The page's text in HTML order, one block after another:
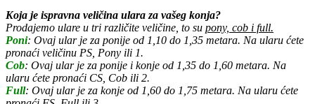
Koja je ispravna veličina ulara za vašeg konja?
Prodajemo ulare u tri različite veličine, to su pony, cob i full.
Poni: Ovaj ular je za ponije od 1,10 do 1,35 metara. Na ularu ćete
pronaći veličinu PS, Pony ili 1.
Cob: Ovaj ular je za ponije i konje od 1,35 do 1,60 metara. Na
ularu ćete pronaći CS, Cob ili 2.
Full: Ovaj ular je za konje od 1,60 do 1,75 metara. Na ularu ćete